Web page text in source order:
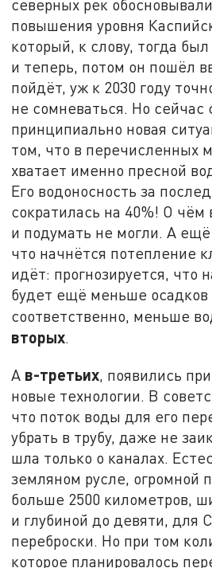
северных рек
повышения уровня
который, к слову, тогда
и теперь, потом он пошёл
пойдёт, уж к 2030 году
не сомневаться. Но сейчас
принципиально новая
том, что в перечисленных
хватает именно пресной
Его водоносность за
сократилась на 40%! О чём
и подумать не могли. А ещё
что начнётся потепление
идёт: прогнозируется, что
будет ещё меньше осадков
соответственно, меньше
вторых.
А в-третьих, появились
новые технологии. В
что поток воды для его
убрать в трубу, даже не
шла только о каналах.
земляном русле, огромной
больше 2500 километров,
и глубиной до девяти, для
переброски. Но при том
которое планировалось